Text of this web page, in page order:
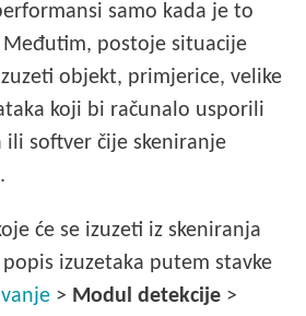
samo kada je to
postoje situacije
objekt, primjerice, velike
koji bi računalo usporili
ili softver čije skeniranje
će se izuzeti iz skeniranja
izuzetaka putem stavke
> Modul detekcije >